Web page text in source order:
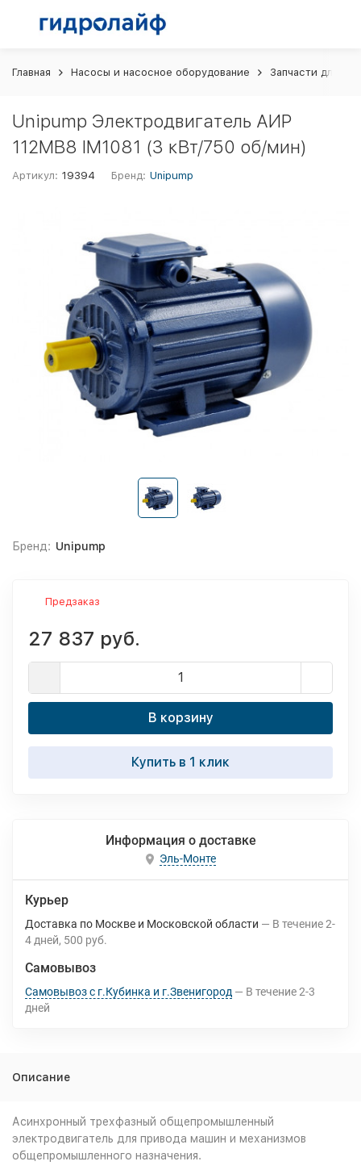
Главная Насосы и насосное оборудование Запчасти для
Unipump Электродвигатель АИP
112MB8 IM1081 (3 кВт/750 об/мин)
Артикул: 19394 Бренд: Unipump
Бренд: Unipump
Предзаказ
27 837 руб.
В корзину
Купить в 1 клик
Информация о доставке
Эль-Монте
Курьер
Доставка по Москве и Московской области В течение2-
4 дней 500 руб.
Самовывоз
Самовывоз с г.Кубинка и г.Звенигород В течение2-3
дней
Описание
Асинхронный трехфазный общепромышленный
электродвигатель для привода машин и механизмов
общепромышленного назначения.